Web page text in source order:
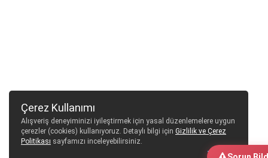
Çerez Kullanımı
Alışveriş deneyiminizi iyileştirmek için yasal düzenlemelere uygun
çerezler (cookies) kullanıyoruz. Detaylı bilgi için Gizlilik ve Çerez
Politikası sayfamızı inceleyebilirsiniz.
Tamam